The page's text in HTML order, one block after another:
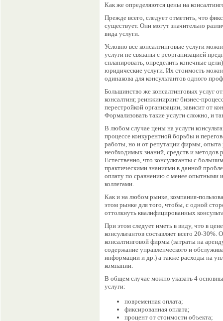
Как же определяются цены на
Прежде всего, следует отметить, что
существует. Они могут значительно
вида услуги.
Условно все консалтинговые услуги
услуги не связаны с реорганизацией
спланировать, определить конечные
юридические услуги. Их стоимость
одинакова для консультантов одного
Большинство же консалтинговых услуг
консалтинг, реинжиниринг бизнес-
перестройкой организации, зависит от
Формализовать такие услуги сложно, и
В любом случае цены на услуги
процессе конкурентной борьбы и
работы, но и от репутации фирмы, опыта
необходимых знаний, средств и методов
Естественно, что консультанты с
практическими знаниями в данной
оплату по сравнению с менее опытными
коллегами.
Как и на любом рынке, компания-
этом рынке для того, чтобы, с одной
оттолкнуть квалифицированных
При этом следует иметь в виду, что в
консультантов составляет всего 20-30%.
консалтинговой фирмы (затраты на
содержание управленческого и
информации и др.) а также расходы на
компании.
В общем случае можно указать 4
услуги:
повременная оплата;
фиксированная оплата;
процент от стоимости объекта;